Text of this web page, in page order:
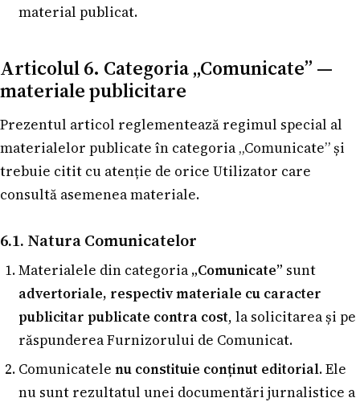
material publicat.
Articolul 6. Categoria „Comunicate” —
materiale publicitare
Prezentul articol reglementează regimul special al
materialelor publicate în categoria „Comunicate” și
trebuie citit cu atenție de orice Utilizator care
consultă asemenea materiale.
6.1. Natura Comunicatelor
Materialele din categoria „Comunicate” sunt
advertoriale, respectiv materiale cu caracter
publicitar publicate contra cost, la solicitarea și pe
răspunderea Furnizorului de Comunicat.
Comunicatele nu constituie conținut editorial. Ele
nu sunt rezultatul unei documentări jurnalistice a